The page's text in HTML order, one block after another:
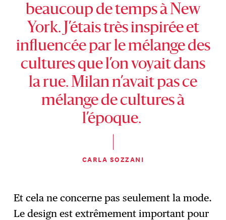
beaucoup de temps à New
York. J’étais très inspirée et
influencée par le mélange des
cultures que l’on voyait dans
la rue. Milan n’avait pas ce
mélange de cultures à
l’époque.
CARLA SOZZANI
Et cela ne concerne pas seulement la mode.
Le design est extrêmement important pour